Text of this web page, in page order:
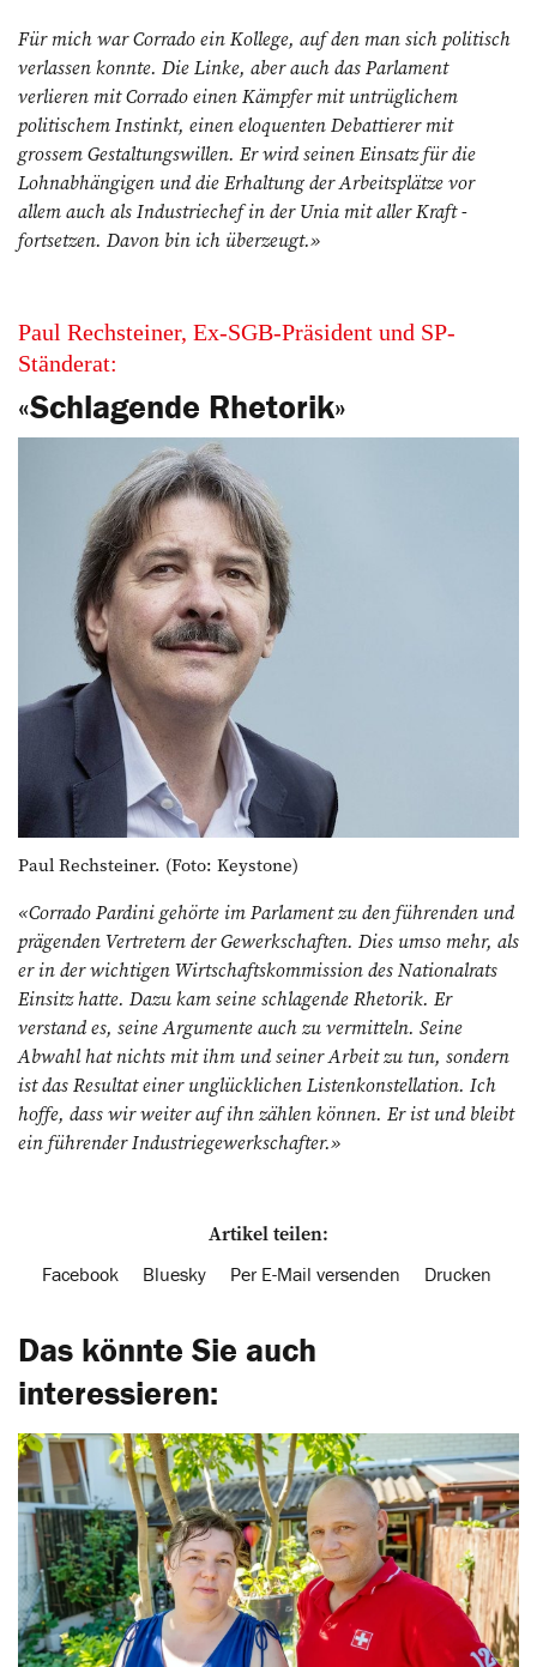
Für mich war Corrado ein Kollege, auf den man sich politisch
verlassen konnte. Die Linke, aber auch das Parlament
verlieren mit Corrado einen Kämpfer mit untrüglichem
politischem Instinkt, einen eloquenten Debattierer mit
grossem Gestaltungswillen. Er wird seinen Einsatz für die
Lohnabhängigen und die Er­haltung der Arbeitsplätze vor
allem auch als Industriechef in der Unia mit aller Kraft ­
fortsetzen. Davon bin ich überzeugt.»
Paul Rechsteiner, Ex-SGB-Präsident und SP-
Ständerat:
«Schlagende Rhetorik»
Paul Rechsteiner. (Foto: Keystone)
«Corrado Pardini gehörte im Parlament zu den führenden und
prägenden Vertretern der Gewerkschaften. Dies umso mehr, als
er in der wichtigen Wirtschaftskommission des Nationalrats
Einsitz hatte. Dazu kam seine schlagende Rhetorik. Er
verstand es, seine Argumente auch zu vermitteln. Seine
Abwahl hat nichts mit ihm und seiner Arbeit zu tun, sondern
ist das Resultat einer unglücklichen Listenkonstellation. Ich
hoffe, dass wir weiter auf ihn zählen können. Er ist und bleibt
ein führender Industriegewerkschafter.»
Artikel teilen:
Facebook Bluesky Per E-Mail versenden Drucken
Das könnte Sie auch
interessieren: